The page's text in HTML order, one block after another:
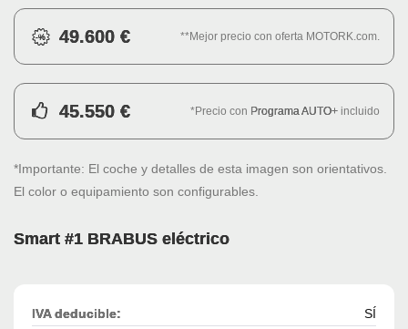
49.600 € **Mejor precio con oferta MOTORK.com.
45.550 € *Precio con Programa AUTO+ incluido
*Importante: El coche y detalles de esta imagen son orientativos.
El color o equipamiento son configurables.
Smart #1 BRABUS eléctrico
IVA deducible: SÍ